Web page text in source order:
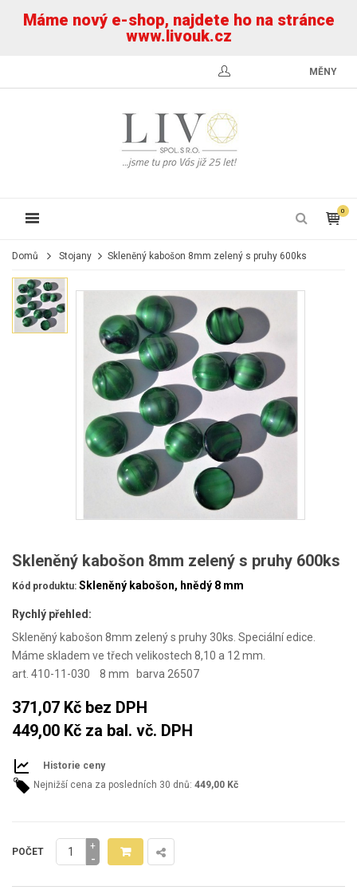
Máme nový e-shop, najdete ho na stránce
www.livouk.cz
MĚNY
0
Domů Stojany Skleněný kabošon 8mm zelený s pruhy 600ks
Skleněný kabošon 8mm zelený s pruhy 600ks
Kód produktu: Skleněný kabošon, hnědý 8 mm
Rychlý přehled:
Skleněný kabošon 8mm zelený s pruhy 30ks. Speciální edice.
Máme skladem ve třech velikostech 8,10 a 12 mm.
art. 410-11-030 8 mm barva 26507
371,07 Kč bez DPH
449,00 Kč za bal. vč. DPH
Historie ceny
Nejnižší cena za posledních 30 dnů: 449,00 Kč
POČET +
-